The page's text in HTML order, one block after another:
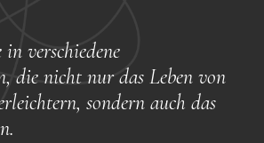
verschiedene
die nicht nur das Leben von
sondern auch das